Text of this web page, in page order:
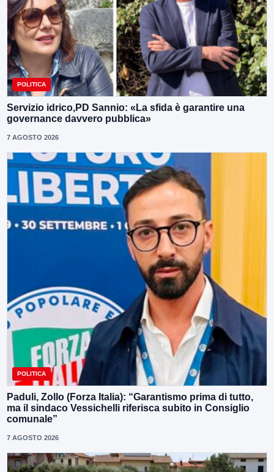
POLITICA
Servizio idrico,PD Sannio: «La sfida è garantire una
governance davvero pubblica»
7 AGOSTO 2026
POLITICA
Paduli, Zollo (Forza Italia): “Garantismo prima di tutto,
ma il sindaco Vessichelli riferisca subito in Consiglio
comunale”
7 AGOSTO 2026